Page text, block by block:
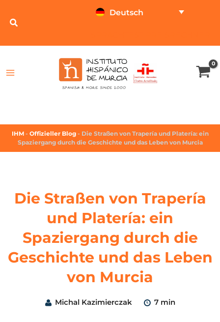
Deutsch
IHM - Offizieller Blog - Die Straßen von Trapería und Platería: ein
Spaziergang durch die Geschichte und das Leben von Murcia
Die Straßen von Trapería
und Platería: ein
Spaziergang durch die
Geschichte und das Leben
von Murcia
Michal Kazimierczak 7 min